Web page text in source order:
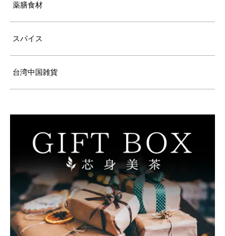
薬膳食材
スパイス
台湾中国雑貨